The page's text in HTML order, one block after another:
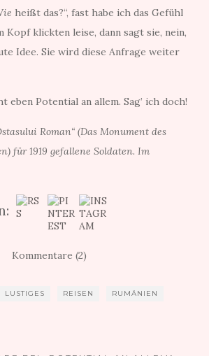
heißt das?“, fast habe ich das Gefühl
Kopf klickten leise, dann sagt sie, nein,
Idee. Sie wird diese Anfrage weiter
eben Potential an allem. Sag’ ich doch!
Roman“ (Das Monument des
für 1919 gefallene Soldaten. Im
Kommentare (2)
LUSTIGES REISEN RUMÄNIEN